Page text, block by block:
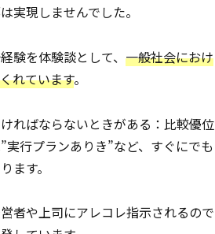
実現しませんでした。
験を体験談として、 一般社会におけ
れています。
ればならないときがある：比較優位
行プランありき”など、すぐにでも
ます。
者や上司にアレコレ指示されるので